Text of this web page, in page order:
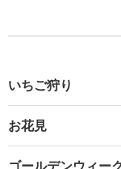
いちご狩り
お花見